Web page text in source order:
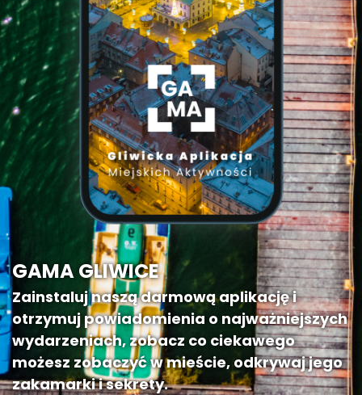
GAMA GLIWICE
Zainstaluj naszą darmową aplikację i
otrzymuj powiadomienia o najważniejszych
wydarzeniach, zobacz co ciekawego
możesz zobaczyć w mieście, odkrywaj jego
zakamarki i sekrety.